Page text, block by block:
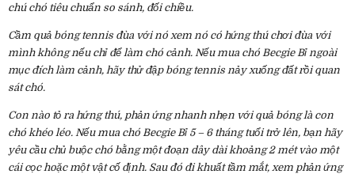
chú chó tiêu chuẩn so sánh, đối chiều.
Cầm quả bóng tennis đùa với nó xem nó có hứng thú chơi đùa với
mình không nếu chỉ để làm chó cảnh. Nếu mua chó Becgie Bỉ ngoài
mục đích làm cảnh, hãy thử đập bóng tennis nảy xuống đất rồi quan
sát chó.
Con nào tỏ ra hứng thú, phản ứng nhanh nhẹn với quả bóng là con
chó khéo léo. Nếu mua chó Becgie Bỉ 5 – 6 tháng tuổi trở lên, bạn hãy
yêu cầu chủ buộc chó bằng một đoạn dây dài khoảng 2 mét vào một
cái cọc hoặc một vật cố định. Sau đó đi khuất tầm mắt, xem phản ứng